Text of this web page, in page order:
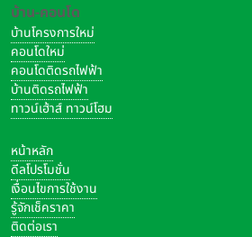
บ้าน-คอนโด
บ้านโครงการใหม่
คอนโดใหม่
คอนโดติดรถไฟฟ้า
บ้านติดรถไฟฟ้า
ทาวน์เฮ้าส์ ทาวน์โฮม
หน้าหลัก
ดีลโปรโมชั่น
เงื่อนไขการใช้งาน
รู้จักเช็คราคา
ติดต่อเรา